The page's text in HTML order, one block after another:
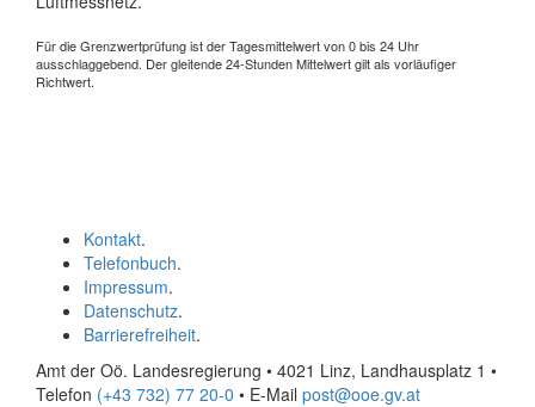
Für die Grenzwertprüfung ist der Tagesmittelwert von 0 bis 24 Uhr
ausschlaggebend. Der gleitende 24-Stunden Mittelwert gilt als vorläufiger
Richtwert.
Kontakt.
Telefonbuch.
Impressum.
Datenschutz.
Barrierefreiheit.
Amt der Oö. Landesregierung • 4021 Linz, Landhausplatz 1 •
Telefon (+43 732) 77 20-0 • E-Mail post@ooe.gv.at